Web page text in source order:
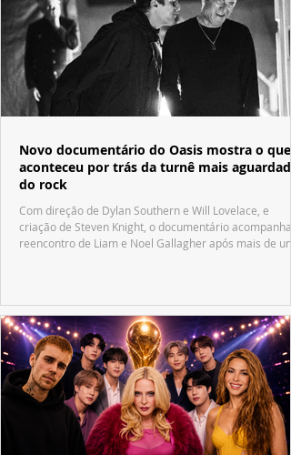
Novo documentário do Oasis mostra o que
aconteceu por trás da turnê mais aguardada
do rock
Com direção de Dylan Southern e Will Lovelace, e
criação de Steven Knight, o documentário acompanha
reencontro de Liam e Noel Gallagher após mais de